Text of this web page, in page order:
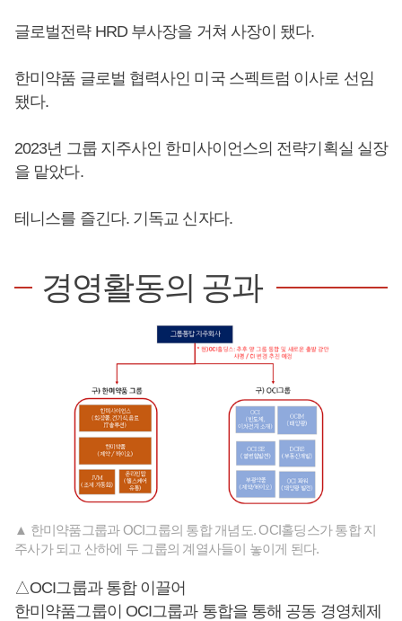
글로벌전략 HRD 부사장을 거쳐 사장이 됐다.
한미약품 글로벌 협력사인 미국 스펙트럼 이사로 선임
됐다.
2023년 그룹 지주사인 한미사이언스의 전략기획실 실장
을 맡았다.
테니스를 즐긴다. 기독교 신자다.
경영활동의 공과
▲ 한미약품그룹과 OCI그룹의 통합 개념도. OCI홀딩스가 통합 지
주사가 되고 산하에 두 그룹의 계열사들이 놓이게 된다.
△OCI그룹과 통합 이끌어
한미약품그룹이 OCI그룹과 통합을 통해 공동 경영체제